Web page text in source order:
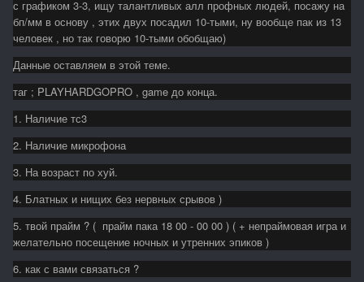
с графиком 3-3, ищу талантливых алл профных людей, посажу на
бп/мм в основу , этих двух посадил 10-тыми, ну вообще пак из 13
человек , но так говорю 10-тыми обобщаю)
Данные оставляем в этой теме.
таг ; PLAYHARDGOPRO , game до конца.
1. Наличие тс3
2. Наличие микрофона
3. На возраст по хуй.
4. Блатных и нищих без нервных срывов )
5. твой прайм ? ( прайм пака 18 00 - 00 00 ) ( + непраймовая игра и
желательно посещение ночных и утренних эпиков )
6. как с вами связаться ?